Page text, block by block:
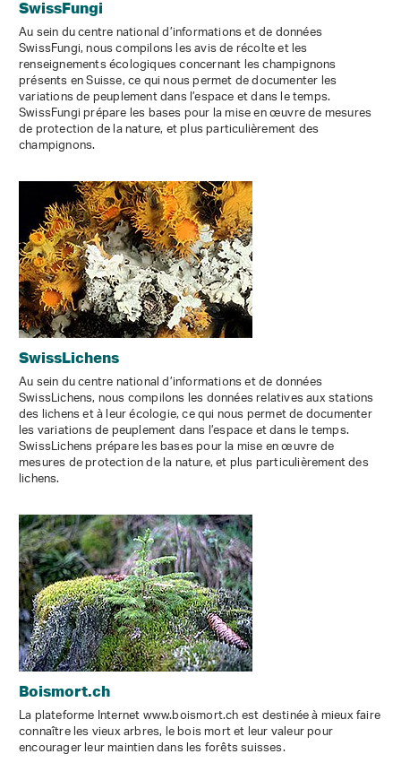
SwissFungi
Au sein du centre national d’informations et de données
SwissFungi, nous compilons les avis de récolte et les
renseignements écologiques concernant les champignons
présents en Suisse, ce qui nous permet de documenter les
variations de peuplement dans l’espace et dans le temps.
SwissFungi prépare les bases pour la mise en œuvre de mesures
de protection de la nature, et plus particulièrement des
champignons.
SwissLichens
Au sein du centre national d’informations et de données
SwissLichens, nous compilons les données relatives aux stations
des lichens et à leur écologie, ce qui nous permet de documenter
les variations de peuplement dans l’espace et dans le temps.
SwissLichens prépare les bases pour la mise en œuvre de
mesures de protection de la nature, et plus particulièrement des
lichens.
Boismort.ch
La plateforme Internet www.boismort.ch est destinée à mieux faire
connaître les vieux arbres, le bois mort et leur valeur pour
encourager leur maintien dans les forêts suisses.